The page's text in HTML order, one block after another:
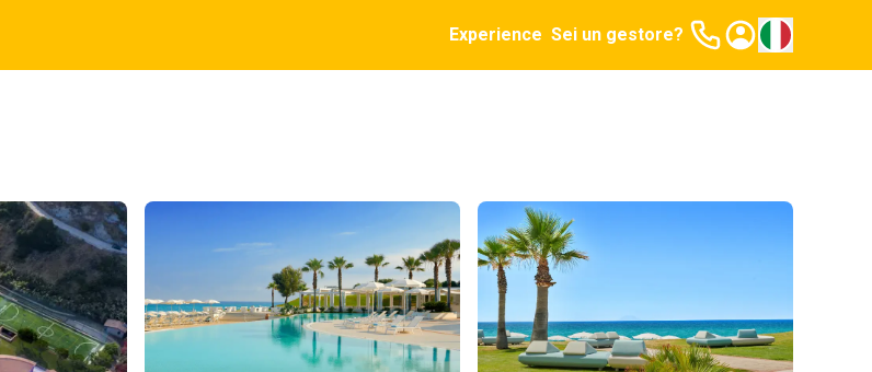
Experience Sei un gestore?